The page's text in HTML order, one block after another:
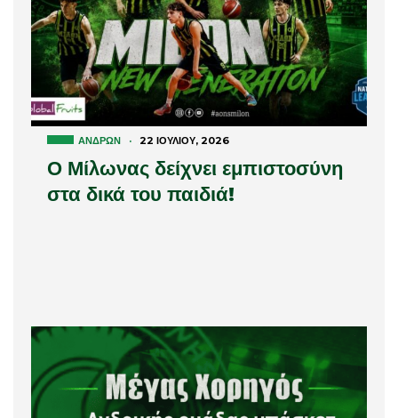
ΑΝΔΡΏΝ · 22 ΙΟΥΛΊΟΥ, 2026
Ο Μίλωνας δείχνει εμπιστοσύνη
στα δικά του παιδιά!